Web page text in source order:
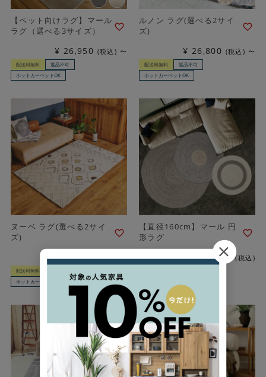
【ペット向けラグ】マール
ラグ（選べる3サイズ）
¥ 26,950 税込 〜
配送料無料
返品不可
ホットカーペットOK
ルノン ラグ(選べる2サイ
ズ)
¥ 26,800 税込 〜
配送料無料
返品不可
ホットカーペットOK
ヌーベ ラグ(選べる2サイ
ズ)
¥ 24,800 税込 〜
配送料無料
ホットカーペットOK
動画あり
【直径160cm】マール 円
形ラグ
¥ 23,800 税込